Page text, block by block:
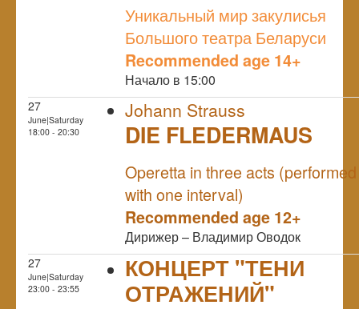
Уникальный мир закулисья
Большого театра Беларуси
Recommended age 14+
Начало в 15:00
27
June|Saturday
18:00 - 20:30
Johann Strauss
DIE FLEDERMAUS
Operetta in three acts (performed
with one interval)
Recommended age 12+
Дирижер – Владимир Оводок
27
June|Saturday
23:00 - 23:55
КОНЦЕРТ "ТЕНИ
ОТРАЖЕНИЙ"